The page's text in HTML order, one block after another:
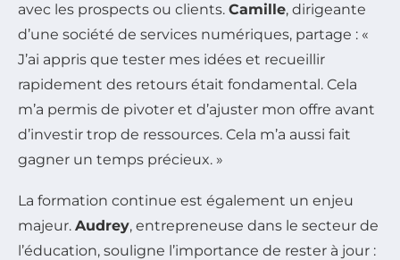
avec les prospects ou clients. Camille, dirigeante
d’une société de services numériques, partage : «
J’ai appris que tester mes idées et recueillir
rapidement des retours était fondamental. Cela
m’a permis de pivoter et d’ajuster mon offre avant
d’investir trop de ressources. Cela m’a aussi fait
gagner un temps précieux. »
La formation continue est également un enjeu
majeur. Audrey, entrepreneuse dans le secteur de
l’éducation, souligne l’importance de rester à jour :